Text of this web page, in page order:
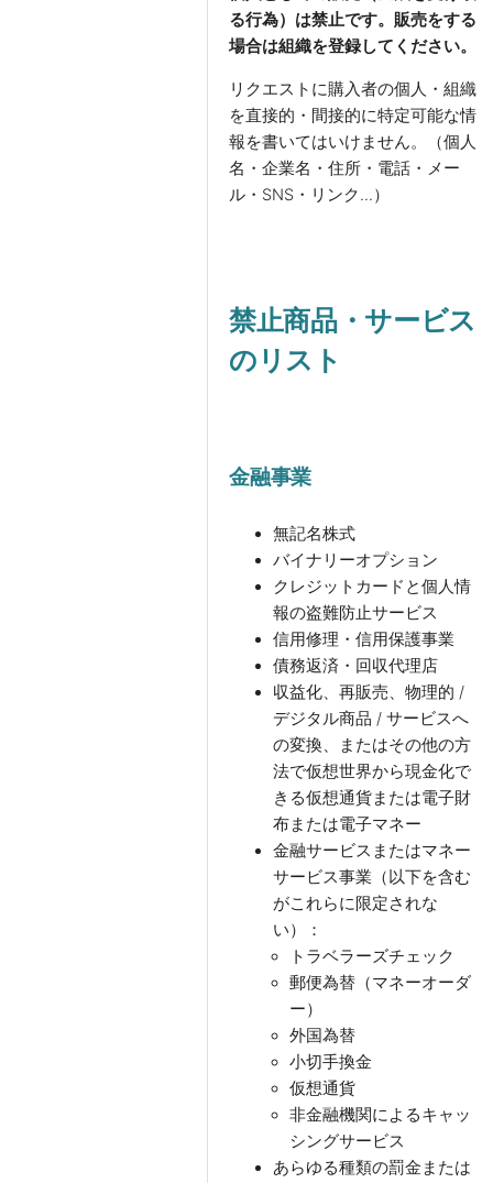
る行為）は禁止です。販売をする
場合は組織を登録してください。
リクエストに購入者の個人・組織
を直接的・間接的に特定可能な情
報を書いてはいけません。（個人
名・企業名・住所・電話・メー
ル・SNS・リンク...）
禁止商品・サービス
のリスト
金融事業
無記名株式
バイナリーオプション
クレジットカードと個人情
報の盗難防止サービス
信用修理・信用保護事業
債務返済・回収代理店
収益化、再販売、物理的 /
デジタル商品 / サービスへ
の変換、またはその他の方
法で仮想世界から現金化で
きる仮想通貨または電子財
布または電子マネー
金融サービスまたはマネー
サービス事業（以下を含む
がこれらに限定されな
い）：
トラベラーズチェック
郵便為替（マネーオーダ
ー）
外国為替
小切手換金
仮想通貨
非金融機関によるキャッ
シングサービス
あらゆる種類の罰金または